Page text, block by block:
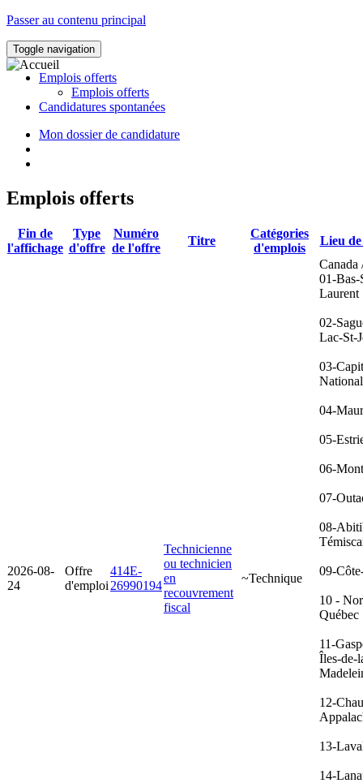
Passer au contenu principal
Toggle navigation
Emplois offerts
Emplois offerts
Candidatures spontanées
Mon dossier de candidature
Emplois offerts
Fin de
l'affichage
Type
d'offre
Numéro
de l'offre
Titre
Catégories
d'emplois
Lieu
2026-08-
24
Offre
d'emploi
414E-
26990194
Technicienne
ou technicien
en
recouvrement
fiscal
~Technique
Canada
01-Bas-
Laurent
02-
Lac-St-
03-
04-
05-
06-
07-
08-
09-
10 -
Québec
11-
Îles-de-
12-
13-
14-